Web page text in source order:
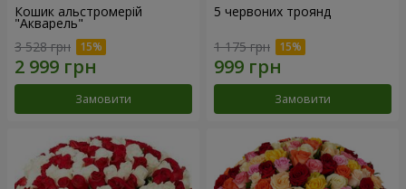
Кошик альстромерій
"Акварель"
3 528 грн
Замовити
5 червоних троянд
1 175 грн
Замовити